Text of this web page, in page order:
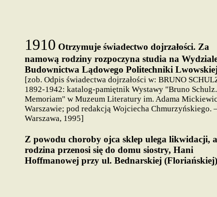
1910 Otrzymuje świadectwo dojrzałości. Za
namową rodziny rozpoczyna studia na
Budownictwa Lądowego Politechniki
[zob. Odpis świadectwa dojrzałości w:BRUNO
1892-1942: katalog-pamiętnik Wystawy "Bruno
Memoriam" w Muzeum Literatury im. Adama
Warszawie; pod redakcją Wojciecha Chmurzyńskiego.
Warszawa, 1995]
Z powodu choroby ojca sklep ulega likwidacji,
rodzina przenosi się do domu siostry, Hani
Hoffmanowej przy ul. Bednarskiej